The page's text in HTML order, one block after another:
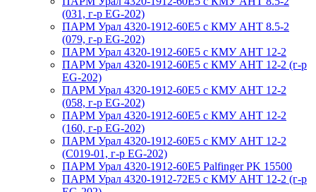
(031, г-р EG-202)
ПАРМ Урал 4320-1912-60Е5 с КМУ АНТ 8.5-2
(079, г-р EG-202)
ПАРМ Урал 4320-1912-60Е5 с КМУ АНТ 12-2
ПАРМ Урал 4320-1912-60Е5 с КМУ АНТ 12-2 (г-р
EG-202)
ПАРМ Урал 4320-1912-60Е5 с КМУ АНТ 12-2
(058, г-р EG-202)
ПАРМ Урал 4320-1912-60Е5 с КМУ АНТ 12-2
(160, г-р EG-202)
ПАРМ Урал 4320-1912-60Е5 с КМУ АНТ 12-2
(С019-01, г-р EG-202)
ПАРМ Урал 4320-1912-60Е5 Palfinger PK 15500
ПАРМ Урал 4320-1912-72Е5 с КМУ АНТ 12-2 (г-р